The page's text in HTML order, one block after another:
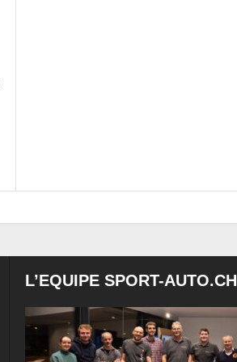
L’EQUIPE SPORT-AUTO.CH